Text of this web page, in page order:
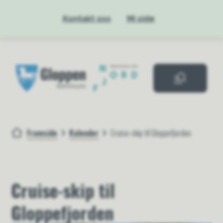
Kontakt oss Mi side
Du er her:
Framside Kalender Cruise-skip til Gloppefjorden
Cruise-skip til
Gloppefjorden